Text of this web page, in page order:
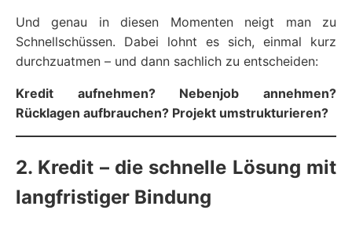
Und genau in diesen Momenten neigt man zu
Schnellschüssen. Dabei lohnt es sich, einmal kurz
durchzuatmen – und dann sachlich zu entscheiden:
Kredit aufnehmen? Nebenjob annehmen?
Rücklagen aufbrauchen? Projekt umstrukturieren?
2. Kredit – die schnelle Lösung mit
langfristiger Bindung